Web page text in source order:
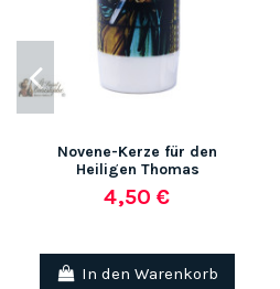
Novene-Kerze für den
Heiligen Thomas
4,50 €
In den Warenkorb